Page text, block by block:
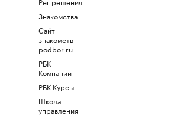
Знакомства
Сайт
знакомств
podbor.ru
РБК
Компании
РБК Курсы
Школа
управления